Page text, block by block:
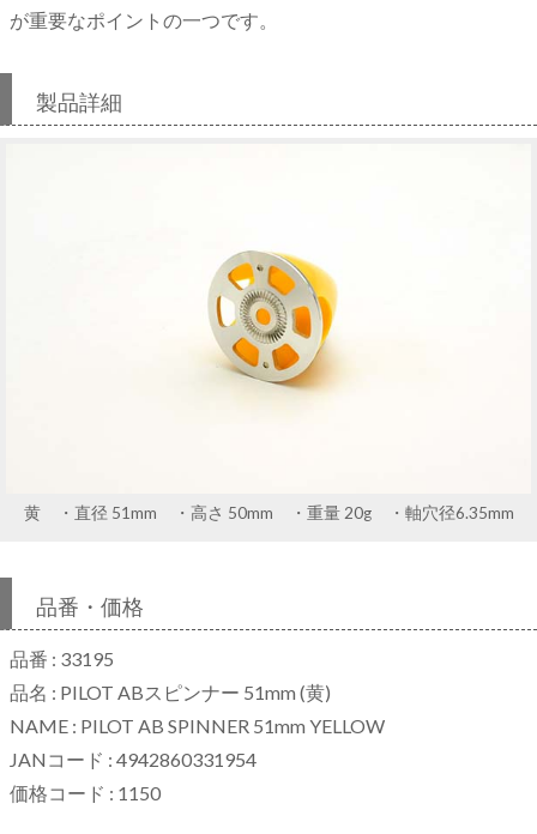
が重要なポイントの一つです。
製品詳細
黄 ・直径 51mm ・高さ 50mm ・重量 20g ・軸穴径6.35mm
品番・価格
品番 : 33195
品名 : PILOT ABスピンナー 51mm (黄)
NAME : PILOT AB SPINNER 51mm YELLOW
JANコード : 4942860331954
価格コード : 1150